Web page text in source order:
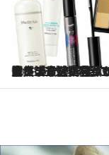
2025.9.5
「時間ができたので起業したい」という50歳女性にジェーン・スーと堀井美香はなんと答える？【OVER THE SUNのお悩み相談室】